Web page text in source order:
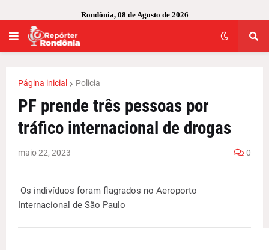
Rondônia, 08 de Agosto de 2026
Página inicial Policia
PF prende três pessoas por
tráfico internacional de drogas
maio 22, 2023 0
Os indivíduos foram flagrados no Aeroporto
Internacional de São Paulo